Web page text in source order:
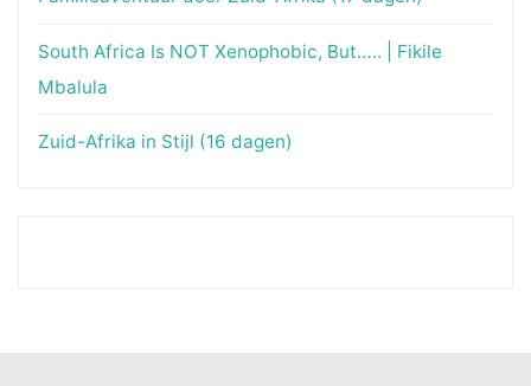
South Africa Is NOT Xenophobic, But….. | Fikile
Mbalula
Zuid-Afrika in Stijl (16 dagen)